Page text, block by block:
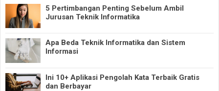
5 Pertimbangan Penting Sebelum Ambil
Jurusan Teknik Informatika
Apa Beda Teknik Informatika dan Sistem
Informasi
Ini 10+ Aplikasi Pengolah Kata Terbaik Gratis
dan Berbayar